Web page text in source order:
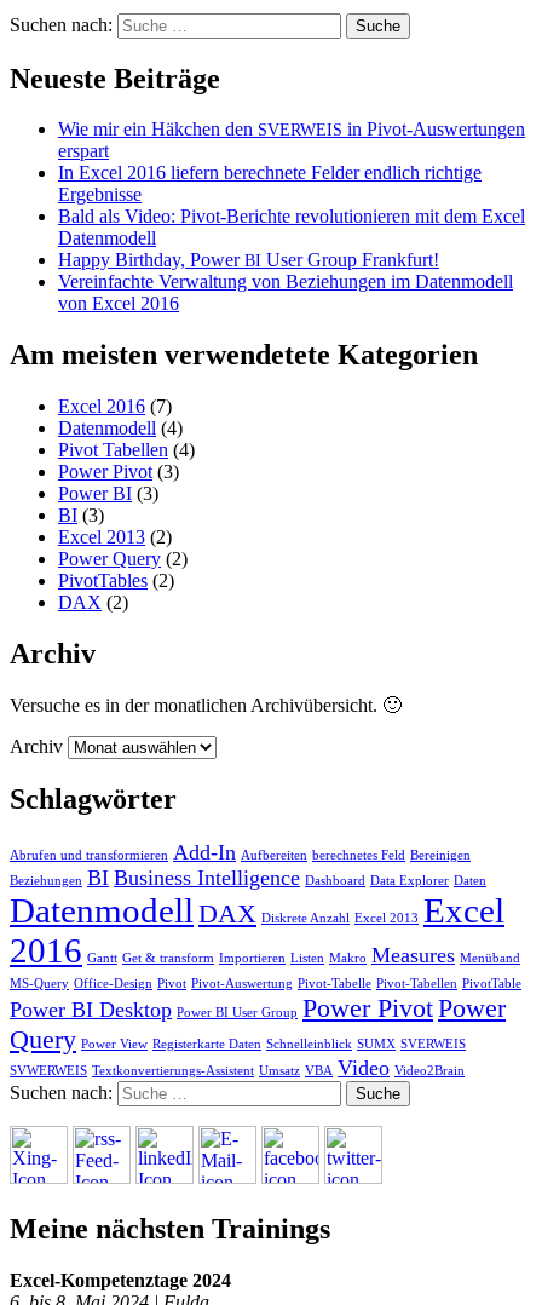
Suchen nach:
Neueste Beiträge
Wie mir ein Häkchen den SVERWEIS in Pivot-Auswertungen
erspart
In Excel 2016 liefern berechnete Felder endlich richtige
Ergebnisse
Bald als Video: Pivot-Berichte revolutionieren mit dem Excel
Datenmodell
Happy Birthday, PowerBI User Group Frankfurt!
Vereinfachte Verwaltung von Beziehungen im Datenmodell
von Excel 2016
Am meisten verwendetete Kategorien
Excel 2016 (7)
Datenmodell (4)
Pivot Tabellen (4)
Power Pivot (3)
Power BI (3)
BI (3)
Excel 2013 (2)
Power Query (2)
PivotTables (2)
DAX (2)
Archiv
Versuche es in der monatlichen Archivübersicht. 🙂
Archiv
Schlagwörter
Abrufen und transformieren Add-In Aufbereiten berechnetes Feld Bereinigen
Beziehungen BI Business Intelligence Dashboard Data Explorer Daten
Datenmodell DAX Diskrete Anzahl Excel 2013 Excel
2016 Gantt Get & transform Importieren Listen Makro Measures Menüband
MS-Query Office-Design Pivot Pivot-Auswertung Pivot-Tabelle Pivot-Tabellen PivotTable
Power BI Desktop Power BI User Group Power PivotPower
Query Power View Registerkarte Daten Schnelleinblick SUMX SVERWEIS
SVWERWEIS Textkonvertierungs-Assistent Umsatz VBA Video Video2Brain
Suchen nach:
Meine nächsten Trainings
Excel-Kompetenztage 2024